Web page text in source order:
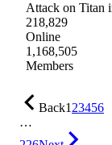
Attack on Titan
218,829
Online
1,168,505
Members
Back123456
…